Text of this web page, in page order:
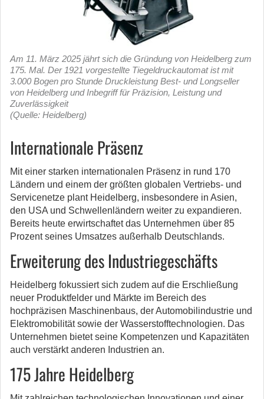
Am 11. März 2025 jährt sich die Gründung von Heidelberg zum
175. Mal. Der 1921 vorgestellte Tiegeldruckautomat ist mit
3.000 Bogen pro Stunde Druckleistung Best- und Longseller
von Heidelberg und Inbegriff für Präzision, Leistung und
Zuverlässigkeit
(Quelle: Heidelberg)
Internationale Präsenz
Mit einer starken internationalen Präsenz in rund 170
Ländern und einem der größten globalen Vertriebs- und
Servicenetze plant Heidelberg, insbesondere in Asien,
den USA und Schwellenländern weiter zu expandieren.
Bereits heute erwirtschaftet das Unternehmen über 85
Prozent seines Umsatzes außerhalb Deutschlands.
Erweiterung des Industriegeschäfts
Heidelberg fokussiert sich zudem auf die Erschließung
neuer Produktfelder und Märkte im Bereich des
hochpräzisen Maschinenbaus, der Automobilindustrie und
Elektromobilität sowie der Wasserstofftechnologien. Das
Unternehmen bietet seine Kompetenzen und Kapazitäten
auch verstärkt anderen Industrien an.
175 Jahre Heidelberg